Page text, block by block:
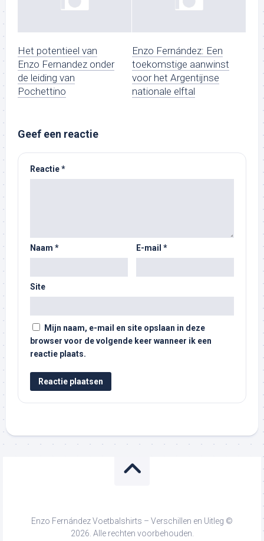
Het potentieel van
Enzo Fernandez onder
de leiding van
Pochettino
Enzo Fernández: Een
toekomstige aanwinst
voor het Argentijnse
nationale elftal
Geef een reactie
Reactie*
Naam * E-mail *
Site
Mijn naam, e-mail en site opslaan in deze
browser voor de volgende keer wanneer ik een
reactie plaats.
Enzo Fernández Voetbalshirts – Verschillen en Uitleg ©
2026. Alle rechten voorbehouden.